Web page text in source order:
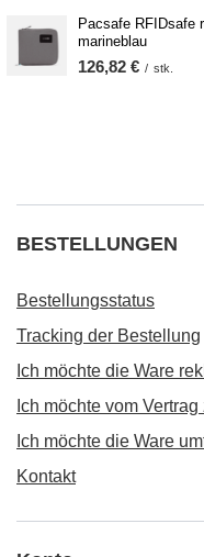
Pacsafe RFIDsafe
marineblau
126,82 € / stk.
BESTELLUNGEN
Bestellungsstatus
Tracking der Bestellung
Ich möchte die Ware
Ich möchte vom
Ich möchte die Ware
Kontakt